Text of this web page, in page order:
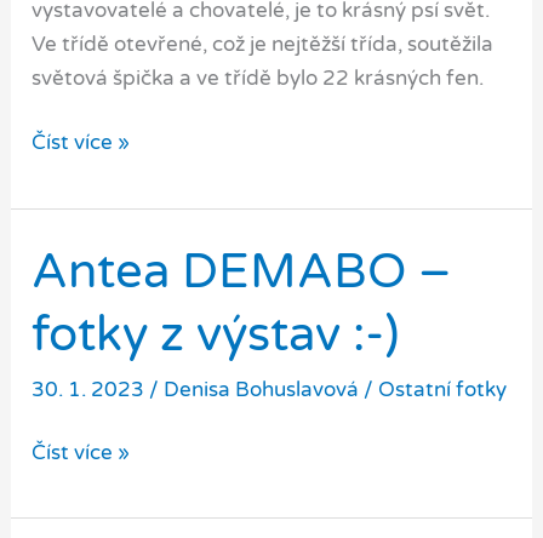
vystavovatelé a chovatelé, je to krásný psí svět.
Ve třídě otevřené, což je nejtěžší třída, soutěžila
světová špička a ve třídě bylo 22 krásných fen.
Crufts
Číst více »
Antea DEMABO –
fotky z výstav :-)
30. 1. 2023 / Denisa Bohuslavová / Ostatní fotky
Antea
–
Číst více »